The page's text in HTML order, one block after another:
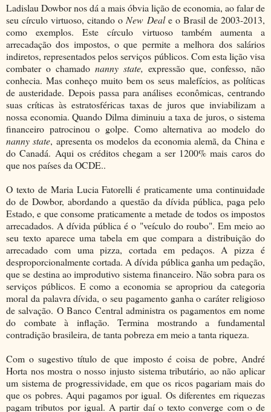
Ladislau Dowbor nos dá a mais óbvia lição de economia, ao falar de
seu círculo virtuoso, citando o New Deale o Brasil de 2003-2013,
como exemplos. Este círculo virtuoso também aumenta a
arrecadação dos impostos, o que permite a melhora dos salários
indiretos, representados pelos serviços públicos. Com esta lição visa
combater o chamado nanny state, expressão que, confesso, não
conhecia. Mas conheço muito bem os seus malefícios, as políticas
de austeridade. Depois passa para análises econômicas, centrando
suas críticas às estratosféricas taxas de juros que inviabilizam a
nossa economia. Quando Dilma diminuiu a taxa de juros, o sistema
financeiro patrocinou o golpe. Como alternativa ao modelo do
nanny state, apresenta os modelos da economia alemã, da China e
do Canadá. Aqui os créditos chegam a ser 1200% mais caros do
que nos países da OCDE..
O texto de Maria Lucia Fatorelli é praticamente uma continuidade
do de Dowbor, abordando a questão da dívida pública, paga pelo
Estado, e que consome praticamente a metade de todos os impostos
arrecadados. A dívida pública é o "veículo do roubo". Em meio ao
seu texto aparece uma tabela em que compara a distribuição do
arrecadado com uma pizza, cortada em pedaços. A pizza é
desproporcionalmente cortada. A dívida pública ganha um pedação,
que se destina ao improdutivo sistema financeiro. Não sobra para os
serviços públicos. E como a economia se apropriou da categoria
moral da palavra dívida, o seu pagamento ganha o caráter religioso
de salvação. O Banco Central administra os pagamentos em nome
do combate à inflação. Termina mostrando a fundamental
contradição brasileira, de tanta pobreza em meio a tanta riqueza.
Com o sugestivo título de que imposto é coisa de pobre, André
Horta nos mostra o nosso injusto sistema tributário, ao não aplicar
um sistema de progressividade, em que os ricos pagariam mais do
que os pobres. Aqui pagamos por igual. Os diferentes em riquezas
pagam tributos por igual. A partir daí o texto converge com o de